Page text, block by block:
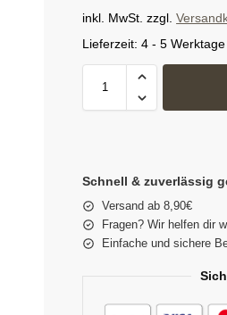
inkl. MwSt. zzgl.
Lieferzeit:4 - 5 Werktage
Schnell & zuverlässig
Versand ab 8,90€
Fragen? Wir helfen dir
Einfache und sichere